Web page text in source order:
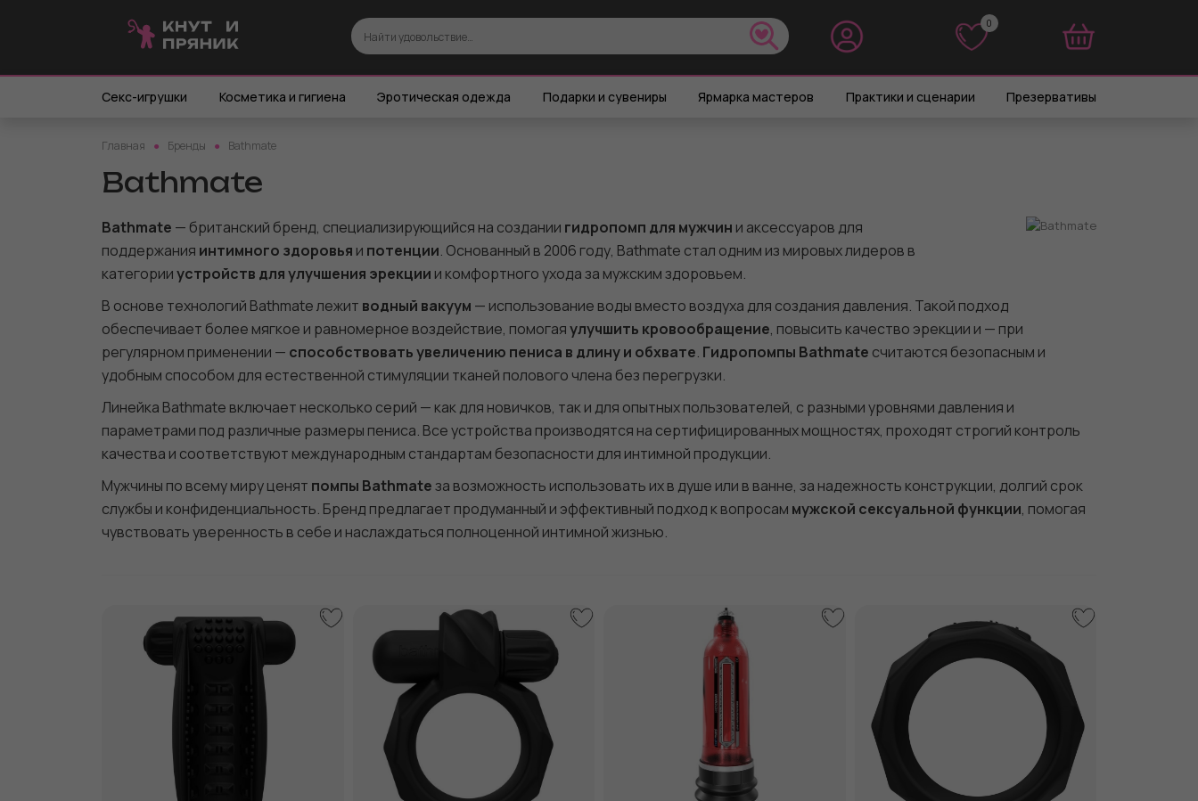
0
Секс-игрушки Косметика и гигиена Эротическая одежда Подарки и сувениры Ярмарка мастеров Практики и сценарии Презервативы
Главная Бренды Bathmate
Bathmate
Bathmate — британский бренд, специализирующийся на создании гидропомп для мужчин и аксессуаров для
поддержания интимного здоровья и потенции. Основанный в 2006 году, Bathmate стал одним из мировых лидеров в
категорииустройств для улучшения эрекции и комфортного ухода за мужским здоровьем.
В основе технологий Bathmate лежит водный вакуум — использование воды вместо воздуха для создания давления. Такой подход
обеспечивает более мягкое и равномерное воздействие, помогаяулучшить кровообращение, повысить качество эрекции и — при
регулярном применении — способствовать увеличению пениса в длину и обхвате. Гидропомпы Bathmate считаются безопасным и
удобным способом для естественной стимуляции тканей полового члена без перегрузки.
Линейка Bathmate включает несколько серий — как для новичков, так и для опытных пользователей, с разными уровнями давления и
параметрами под различные размеры пениса. Все устройства производятся на сертифицированных мощностях, проходят строгий контроль
качества и соответствуют международным стандартам безопасности для интимной продукции.
Мужчины по всему миру ценят помпы Bathmateза возможность использовать их в душе или в ванне, за надежность конструкции, долгий срок
службы и конфиденциальность. Бренд предлагает продуманный и эффективный подход к вопросам мужской сексуальной функции, помогая
чувствовать уверенность в себе и наслаждаться полноценной интимной жизнью.